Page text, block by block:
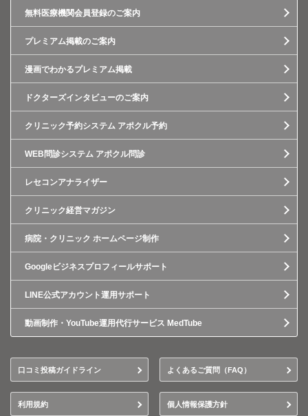
無料医療機関会員登録のご案内
プレミアム掲載のご案内
漫画でわかるプレミアム掲載
ドクターズインタビューのご案内
クリニック予約システム アポクル予約
WEB問診システム アポクル問診
レセコンアナライザー
クリニック経営マガジン
病院・クリニック ホームページ制作
Googleビジネスプロフィールサポート
LINE公式アカウント運用サポート
動画制作・YouTube運用代行サービス MedTube
口コミ投稿ガイドライン よくあるご質問（FAQ）
利用規約 個人情報保護方針